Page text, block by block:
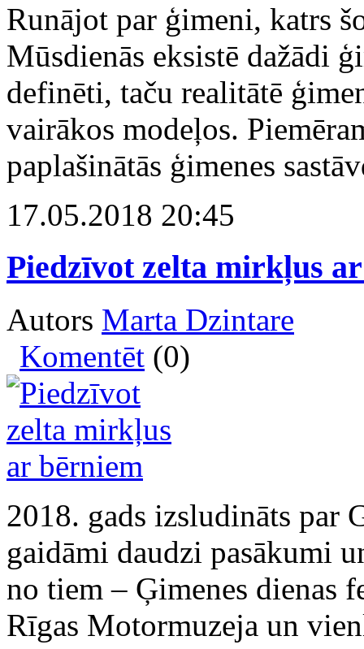
Runājot par ģimeni, katrs
Mūsdienās eksistē dažādi
definēti, taču realitātē
vairākos modeļos.
paplašinātās ģimenes
17.05.2018 20:45
Piedzīvot zelta mirkļus
Autors Marta Dzintare
Komentēt (0)
2018. gads izsludināts par
gaidāmi daudzi pasākumi
no tiem – Ģimenes dienas
Rīgas Motormuzeja un